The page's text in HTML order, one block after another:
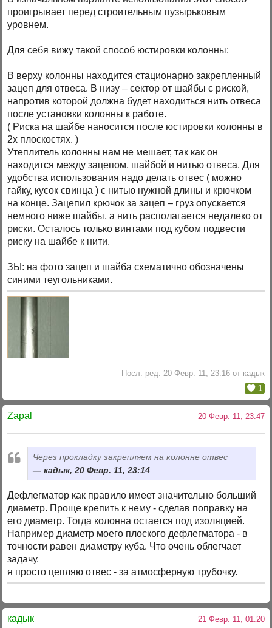
проигрывает перед строительным пузырьковым
уровнем.
Для себя вижу такой способ юстировки колонны:
В верху колонны находится стационарно закрепленный
зацеп для отвеса. В низу – сектор от шайбы с риской,
напротив которой должна будет находиться нить отвеса
после установки колонны к работе.
( Риска на шайбе наносится после юстировки колонны в
2х плоскостях. )
Утеплитель колонны нам не мешает, так как он
находится между зацепом, шайбой и нитью отвеса. Для
удобства использования надо делать отвес ( можно
гайку, кусок свинца ) с нитью нужной длины и крючком
на конце. Зацепил крючок за зацеп – груз опускается
немного ниже шайбы, а нить располагается недалеко от
риски. Осталось только винтами под кубом подвести
риску на шайбе к нити.
ЗЫ: на фото зацеп и шайба схематично обозначены
синими теугольниками.
Посл. ред. 20 Февр. 11, 23:16 от кадык
1
Zapal 20 Февр. 11, 23:47
Через прокладку закрепляем на колонне отвес
кадык, 20 Февр. 11, 23:14
Дефлегматор как правило имеет значительно больший
диаметр. Проще крепить к нему - сделав поправку на
его диаметр. Тогда колонна остается под изоляцией.
Например диаметр моего плоского дефлегматора - в
точности равен диаметру куба. Что очень облегчает
задачу.
я просто цепляю отвес - за атмосферную трубочку.
кадык 21 Февр. 11, 01:20